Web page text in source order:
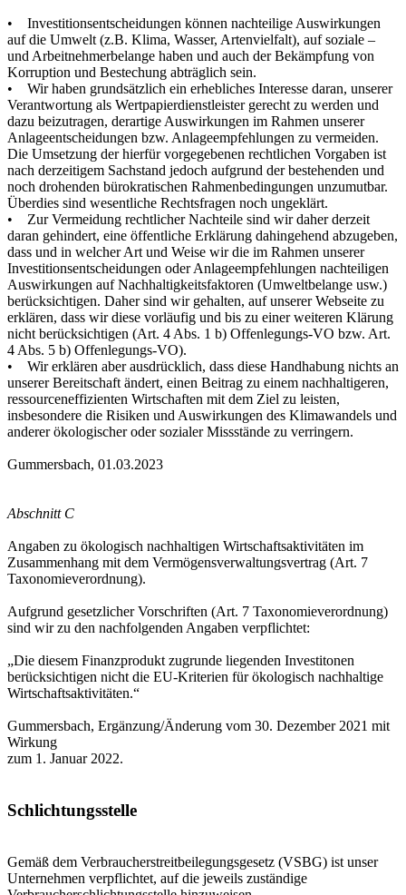
• Investitionsentscheidungen können nachteilige Auswirkungen
auf die Umwelt (z.B. Klima, Wasser, Artenvielfalt), auf soziale –
und Arbeitnehmerbelange haben und auch der Bekämpfung von
Korruption und Bestechung abträglich sein.
• Wir haben grundsätzlich ein erhebliches Interesse daran, unserer
Verantwortung als Wertpapierdienstleister gerecht zu werden und
dazu beizutragen, derartige Auswirkungen im Rahmen unserer
Anlageentscheidungen bzw. Anlageempfehlungen zu vermeiden.
Die Umsetzung der hierfür vorgegebenen rechtlichen Vorgaben ist
nach derzeitigem Sachstand jedoch aufgrund der bestehenden und
noch drohenden bürokratischen Rahmenbedingungen unzumutbar.
Überdies sind wesentliche Rechtsfragen noch ungeklärt.
• Zur Vermeidung rechtlicher Nachteile sind wir daher derzeit
daran gehindert, eine öffentliche Erklärung dahingehend abzugeben,
dass und in welcher Art und Weise wir die im Rahmen unserer
Investitionsentscheidungen oder Anlageempfehlungen nachteiligen
Auswirkungen auf Nachhaltigkeitsfaktoren (Umweltbelange usw.)
berücksichtigen. Daher sind wir gehalten, auf unserer Webseite zu
erklären, dass wir diese vorläufig und bis zu einer weiteren Klärung
nicht berücksichtigen (Art. 4 Abs. 1 b) Offenlegungs-VO bzw. Art.
4 Abs. 5 b) Offenlegungs-VO).
• Wir erklären aber ausdrücklich, dass diese Handhabung nichts an
unserer Bereitschaft ändert, einen Beitrag zu einem nachhaltigeren,
ressourceneffizienten Wirtschaften mit dem Ziel zu leisten,
insbesondere die Risiken und Auswirkungen des Klimawandels und
anderer ökologischer oder sozialer Missstände zu verringern.
Gummersbach, 01.03.2023
Abschnitt C
Angaben zu ökologisch nachhaltigen Wirtschaftsaktivitäten im
Zusammenhang mit dem Vermögensverwaltungsvertrag (Art. 7
Taxonomieverordnung).
Aufgrund gesetzlicher Vorschriften (Art. 7 Taxonomieverordnung)
sind wir zu den nachfolgenden Angaben verpflichtet:
„Die diesem Finanzprodukt zugrunde liegenden Investitonen
berücksichtigen nicht die EU-Kriterien für ökologisch nachhaltige
Wirtschaftsaktivitäten.“
Gummersbach, Ergänzung/Änderung vom 30. Dezember 2021 mit
Wirkung
zum 1. Januar 2022.
Schlichtungsstelle
Gemäß dem Verbraucherstreitbeilegungsgesetz (VSBG) ist unser
Unternehmen verpflichtet, auf die jeweils zuständige